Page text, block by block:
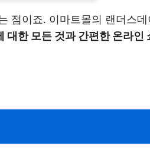
점이죠. 이마트몰의 랜더스
대한 모든 것과 간편한 온라인